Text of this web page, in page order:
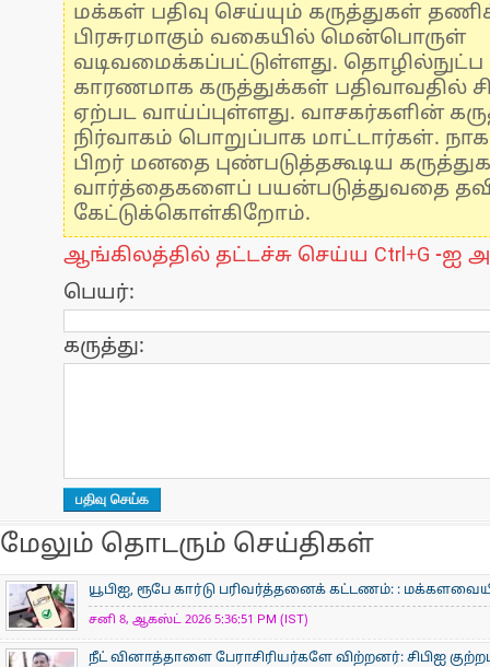
மக்கள் பதிவு செய்யும் கருத்துகள்
பிரசுரமாகும் வகையில் மென்பொருள்
வடிவமைக்கப்பட்டுள்ளது.
காரணமாக கருத்துக்கள் பதிவாவதில்
ஏற்பட வாய்ப்புள்ளது. வாசகர்களின்
நிர்வாகம் பொறுப்பாக மாட்டார்கள்.
பிறர் மனதை புண்படுத்தகூடிய
வார்த்தைகளைப் பயன்படுத்துவதை
கேட்டுக்கொள்கிறோம்.
ஆங்கிலத்தில் தட்டச்சு செய்ய Ctrl+G -ஐ
பெயர்:
கருத்து:
மேலும் தொடரும் செய்திகள்
யூபிஐ, ரூபே கார்டு பரிவர்த்தனைக் கட்டணம்: :
சனி 8, ஆகஸ்ட் 2026 5:36:51 PM (IST)
நீட் வினாத்தாளை பேராசிரியர்களே விற்றனர்: சிபிஐ